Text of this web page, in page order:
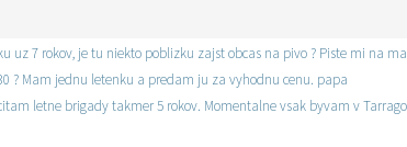
uz 7 rokov, je tu niekto poblizku zajst obcas na pivo ? Piste mi na
? Mam jednu letenku a predam ju za vyhodnu cenu. papa
letne brigady takmer 5 rokov. Momentalne vsak byvam v